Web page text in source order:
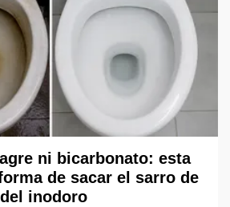
ni bicarbonato: esta
de sacar el sarro de
inodoro